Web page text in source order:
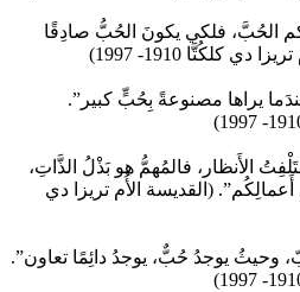
الحُبَّ، فلكي يكونَ الحُبُّ صادِقًا
كلكُتَّا 1910- 1997)
يراها مصنوعةً بِحُبٍّ كبير”.
الأَنظار، فالمُهمُّ هو بَذْلُ الذَّاتِ،
(القديسة الأُم تريزا دي
وحيثُ يوجدُ حُبٌّ، يوجدُ دائِمًا تعاون”.